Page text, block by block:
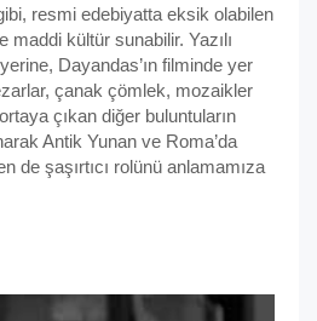
resmi edebiyatta eksik olabilen
maddi kültür sunabilir. Yazılı
Dayandas’ın filminde yer
çanak çömlek, mozaikler
çıkan diğer buluntuların
Antik Yunan ve Roma’da
de şaşırtıcı rolünü anlamamıza